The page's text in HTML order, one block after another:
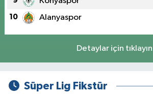
10 Alanyaspor
Detaylar için tıklayın
Süper Lig Fikstür